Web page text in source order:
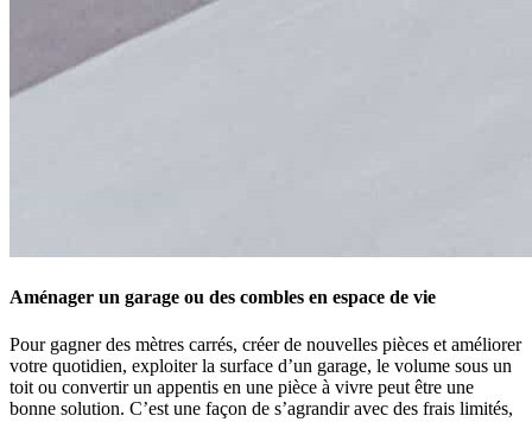
Aménager un garage ou des combles en espace de vie
Pour gagner des mètres carrés, créer de nouvelles pièces et améliorer
votre quotidien, exploiter la surface d’un garage, le volume sous un
toit ou convertir un appentis en une pièce à vivre peut être une
bonne solution. C’est une façon de s’agrandir avec des frais limités,